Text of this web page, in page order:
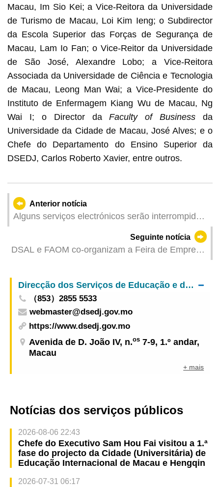
Macau, Im Sio Kei; a Vice-Reitora da Universidade
de Turismo de Macau, Loi Kim Ieng; o Subdirector
da Escola Superior das Forças de Segurança de
Macau, Lam Io Fan; o Vice-Reitor da Universidade
de São José, Alexandre Lobo; a Vice-Reitora
Associada da Universidade de Ciência e Tecnologia
de Macau, Leong Man Wai; a Vice-Presidente do
Instituto de Enfermagem Kiang Wu de Macau, Ng
Wai I; o Director daFaculty of Businessda
Universidade da Cidade de Macau, José Alves; e o
Chefe do Departamento do Ensino Superior da
DSEDJ, Carlos Roberto Xavier, entre outros.
Anterior notícia
Alguns serviços electrónicos serão interrompidos
Seguinte notícia
DSAL e FAOM co-organizam a Feira de Emprego
Outubro
Direcção dos Serviços de Educação e de Desenvolvimento da Juventude
（853）2855 5533
webmaster@dsedj.gov.mo
https://www.dsedj.gov.mo
Avenida de D. João IV, n.os 7-9, 1.º andar,
Macau
+ mais
Notícias dos serviços públicos
2026-08-06 22:43
Chefe do Executivo Sam Hou Fai visitou a 1.ª
fase do projecto da Cidade (Universitária) de
Educação Internacional de Macau e Hengqin
2026-07-31 06:17